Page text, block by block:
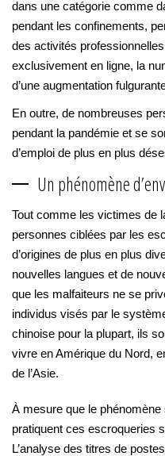
dans une catégorie comme
pendant les confinements,
des activités
exclusivement en ligne, la
d’une augmentation
En outre, de nombreuses
pendant la pandémie et se
d’emploi de plus en plus
Un phénomène
Tout comme les victimes de
personnes ciblées par les
d’origines de plus en plus
nouvelles langues et de
que les malfaiteurs ne se
individus visés par le
chinoise pour la plupart, ils
vivre en Amérique du Nord,
de l’Asie.
À mesure que le
pratiquent ces escroqueries
L’analyse des titres de